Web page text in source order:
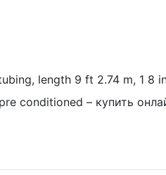
length 9 ft 2.74 m, 1 8
conditioned – купить